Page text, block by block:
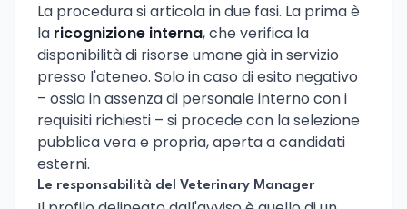
La procedura si articola in due fasi. La prima è
la ricognizione interna, che verifica la
disponibilità di risorse umane già in servizio
presso l'ateneo. Solo in caso di esito negativo
– ossia in assenza di personale interno con i
requisiti richiesti – si procede con la selezione
pubblica vera e propria, aperta a candidati
esterni.
Le responsabilità del Veterinary Manager